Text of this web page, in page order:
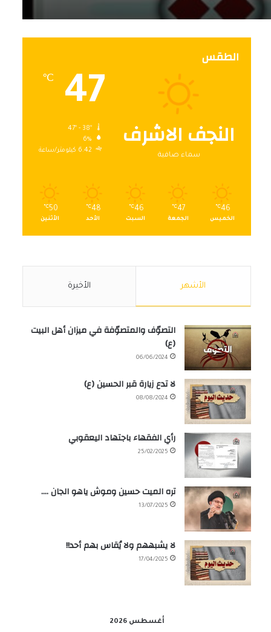
الطقس
النجف الاشرف
سماء صافية
47
℃
6%
6.42 كيلومتر/ساعة
46
℃
الخميس
47
℃
الجمعة
46
℃
السبت
48
℃
الأحد
50
℃
الأثنين
الأشهر الأخيرة
التصوّف والمتصوّفة في ميزان أهل البيت
(ع)
06/06/2024
لا تدع زيارة قبر الحسين (ع)
08/08/2024
رأي الفقهاء باجتهاد اليعقوبي
25/02/2025
تره الميت حسين وموش ياهو الجان ….
13/07/2025
لا يشبههم ولا يُقاس بهم أحد!!
17/04/2025
أغسطس 2026